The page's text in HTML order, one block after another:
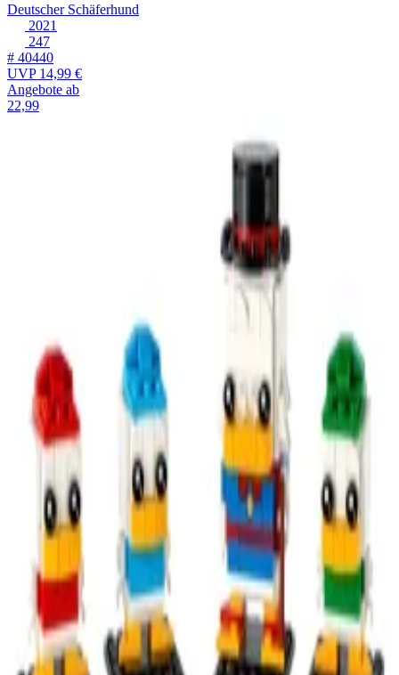
Deutscher Schäferhund
2021
247
# 40440
UVP14,99 €
Angebote ab
22,99